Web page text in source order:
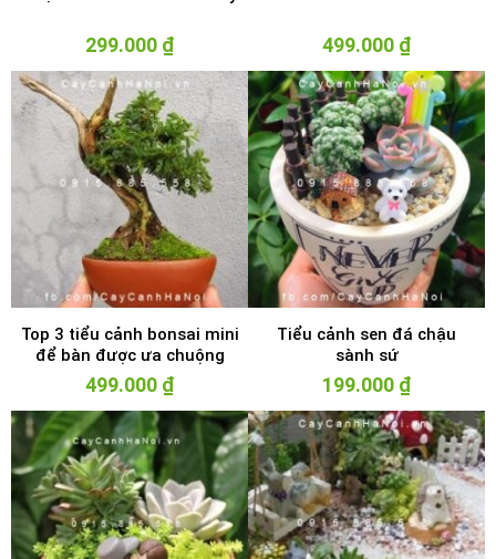
299.000 ₫ 499.000 ₫
Top 3 tiểu cảnh bonsai mini
để bàn được ưa chuộng
hiện nay
499.000 ₫
Tiểu cảnh sen đá chậu
sành sứ
199.000 ₫